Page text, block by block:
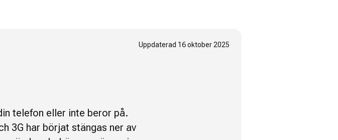
Uppdaterad 16 oktober 2025
telefon eller inte beror på.
3G har börjat stängas ner av